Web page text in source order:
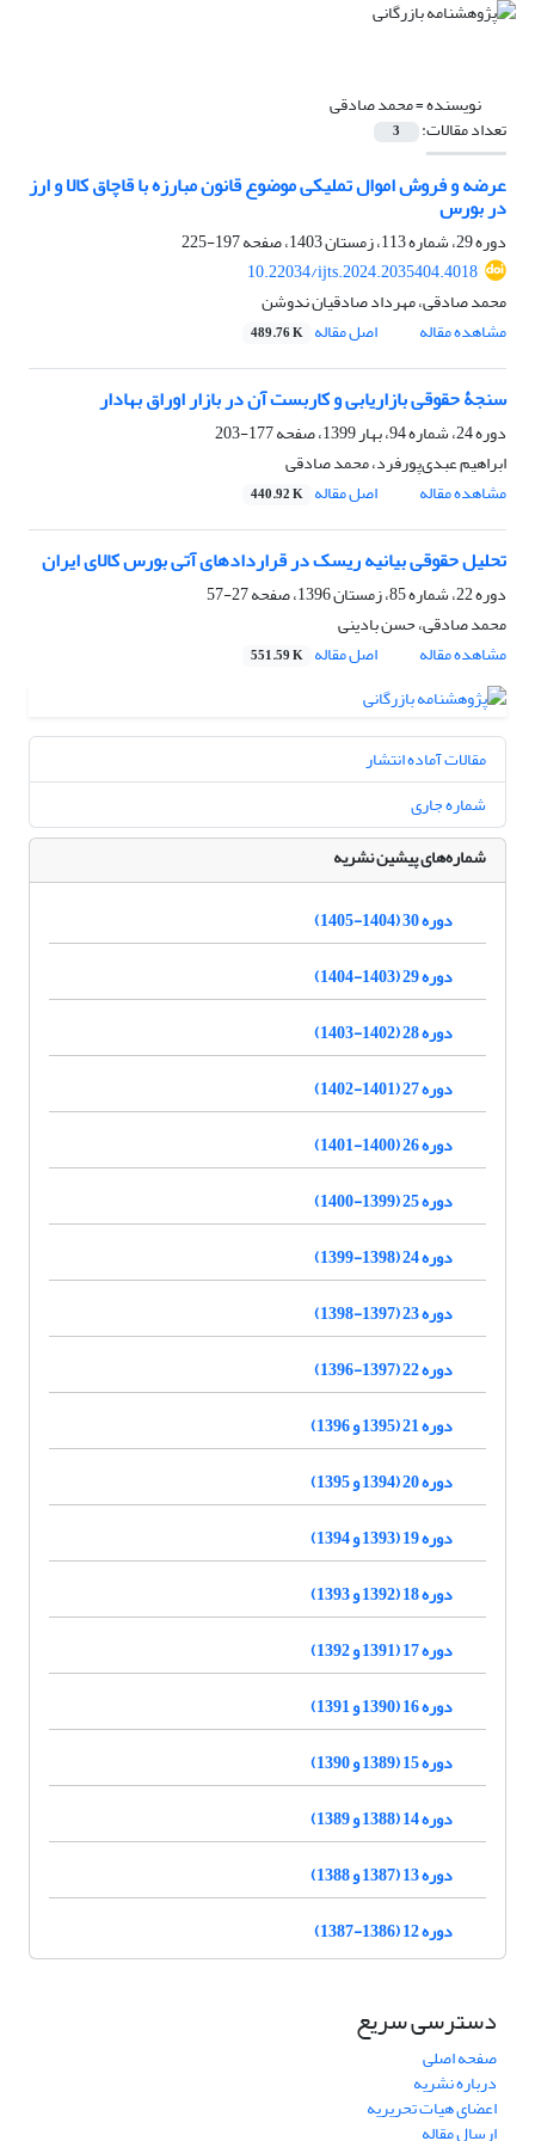
نویسنده =محمد صادقی
تعداد مقالات: 3
عرضه و فروش اموال تملیکی موضوع قانون مبارزه با قاچاق کالا و ارز
در بورس‌
دوره 29، شماره 113، زمستان 1403، صفحه
197-225
10.22034/ijts.2024.2035404.4018
محمد صادقی، مهرداد صادقیان ندوشن
مشاهده مقاله
اصل مقاله 489.76 K
سنجۀ حقوقی بازاریابی و کاربست آن در بازار اوراق بهادار
دوره 24، شماره 94، بهار 1399، صفحه
177-203
ابراهیم عبدی‌پورفرد، محمد صادقی
مشاهده مقاله
اصل مقاله 440.92 K
تحلیل حقوقی بیانیه ریسک در قراردادهای آتی بورس کالای ایران
دوره 22، شماره 85، زمستان 1396، صفحه
27-57
محمد صادقی، حسن بادینی
مشاهده مقاله
اصل مقاله 551.59 K
مقالات آماده انتشار
شماره جاری
شماره‌های پیشین نشریه
دوره 30 (1404-1405)
دوره 29 (1403-1404)
دوره 28 (1402-1403)
دوره 27 (1401-1402)
دوره 26 (1400-1401)
دوره 25 (1399-1400)
دوره 24 (1398-1399)
دوره 23 (1397-1398)
دوره 22 (1397-1396)
دوره 21 (1395 و 1396)
دوره 20 (1394 و 1395)
دوره 19 (1393 و 1394)
دوره 18 (1392 و 1393)
دوره 17 (1391 و 1392)
دوره 16 (1390 و 1391)
دوره 15 (1389 و 1390)
دوره 14 (1388 و 1389)
دوره 13 (1387 و 1388)
دوره 12 (1386-1387)
دسترسی سریع
صفحه اصلی
درباره نشریه
اعضای هیات تحریریه
ارسال مقاله